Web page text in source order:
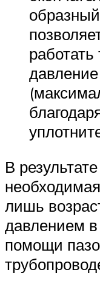
В
лишь
давлением
помощи